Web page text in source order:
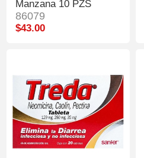
Manzana 10 PZS
86079
$43.00